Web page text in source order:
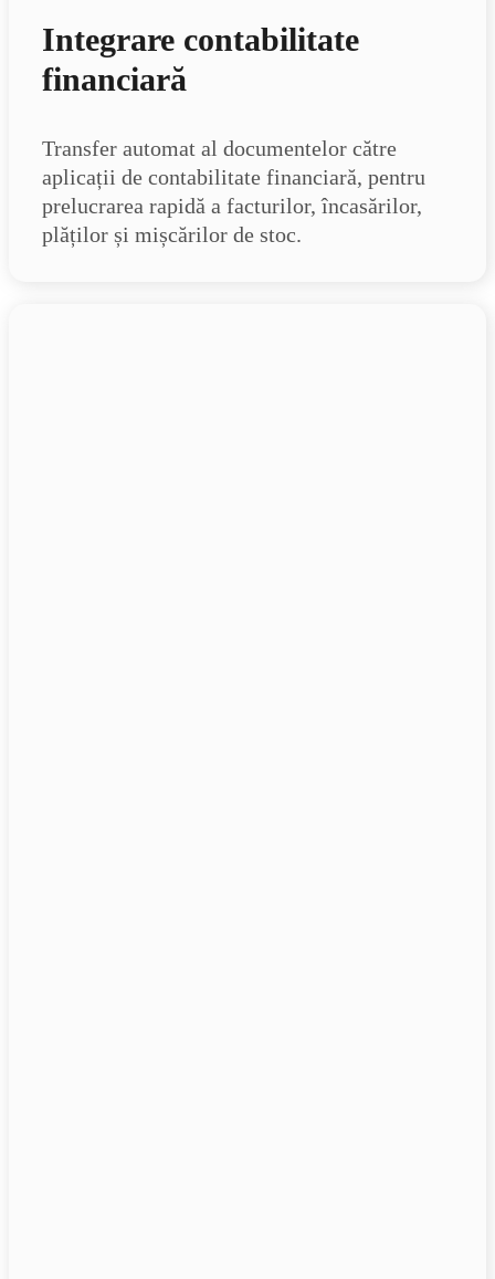
Integrare contabilitate
financiară
Transfer automat al documentelor către
aplicații de contabilitate financiară, pentru
prelucrarea rapidă a facturilor, încasărilor,
plăților și mișcărilor de stoc.